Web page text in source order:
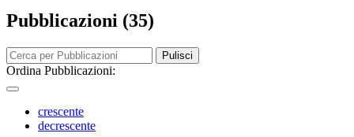
Pubblicazioni (35)
Pulisci
Ordina Pubblicazioni:
crescente
decrescente